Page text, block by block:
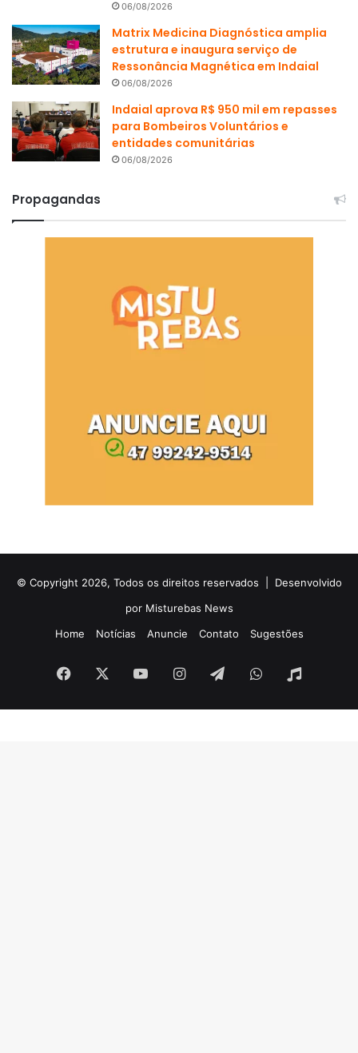
06/08/2026
Matrix Medicina Diagnóstica amplia
estrutura e inaugura serviço de
Ressonância Magnética em Indaial
06/08/2026
Indaial aprova R$ 950 mil em repasses
para Bombeiros Voluntários e
entidades comunitárias
06/08/2026
Propagandas
© Copyright 2026, Todos os direitos reservados | Desenvolvido
por Misturebas News
Home
Notícias Anuncie Contato Sugestões
Facebook YouTubeInstagramTelegramWhatsApp
Rádio